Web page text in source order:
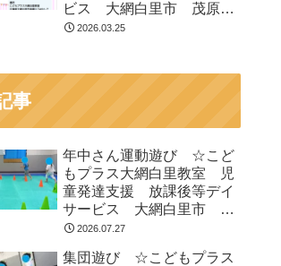
ビス 大網白里市 茂原
市 白子町
2026.03.25
事
年中さん運動遊び ☆こど
もプラス大網白里教室 児
童発達支援 放課後等デイ
サービス 大網白里市 茂
原市 白子町
2026.07.27
集団遊び ☆こどもプラス